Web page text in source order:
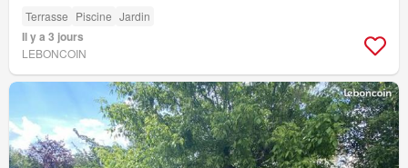
Terrasse Piscine Jardin
Il y a 3 jours
LEBONCOIN